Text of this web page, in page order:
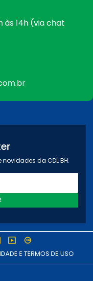
às 14h (via chat
da CDL BH.
E TERMOS DE USO